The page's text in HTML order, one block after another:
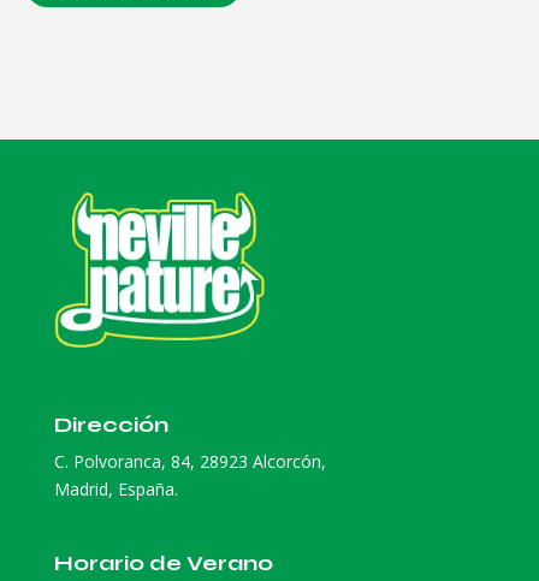
Dirección
C. Polvoranca, 84, 28923 Alcorcón,
Madrid, España.
Horario de Verano